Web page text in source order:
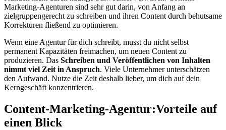
Marketing-Agenturen sind sehr gut darin, von Anfang an
zielgruppengerecht zu schreiben und ihren Content durch behutsame
Korrekturen fließend zu optimieren.
Wenn eine Agentur für dich schreibt, musst du nicht selbst
permanent Kapazitäten freimachen, um neuen Content zu
produzieren. Das Schreiben und Veröffentlichen von Inhalten
nimmt viel Zeit in Anspruch. Viele Unternehmer unterschätzen
den Aufwand. Nutze die Zeit deshalb lieber, um dich auf dein
Kerngeschäft konzentrieren.
Content-Marketing-Agentur:Vorteile auf
einen Blick